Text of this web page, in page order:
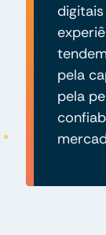
pela
pela